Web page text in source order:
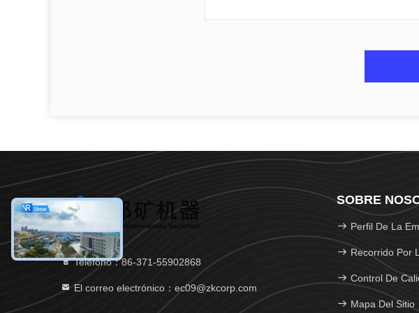
Teléfono：86-371-55902868
El correo electrónico：ec09@zkcorp.com
SOBRE
Perfil De La
Recorrido Por
Control De
Mapa Del Sitio